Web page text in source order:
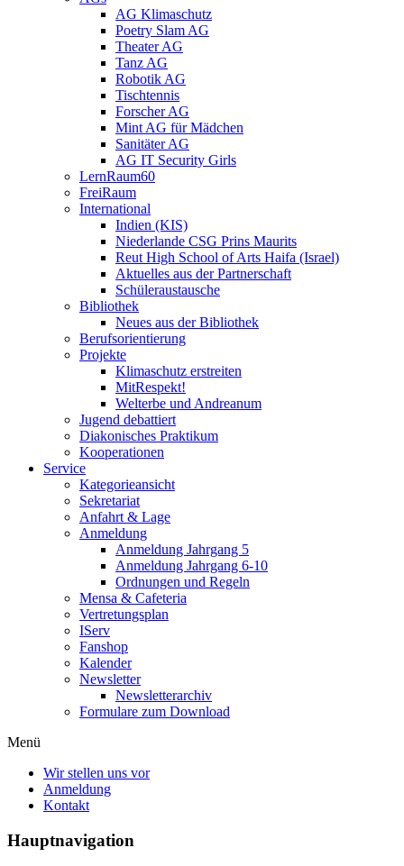
AG Klimaschutz
Poetry Slam AG
Theater AG
Tanz AG
Robotik AG
Tischtennis
Forscher AG
Mint AG für Mädchen
Sanitäter AG
AG IT Security Girls
LernRaum60
FreiRaum
International
Indien (KIS)
Niederlande CSG Prins Maurits
Reut High School of Arts Haifa (Israel)
Aktuelles aus der Partnerschaft
Schüleraustausche
Bibliothek
Neues aus der Bibliothek
Berufsorientierung
Projekte
Klimaschutz erstreiten
MitRespekt!
Welterbe und Andreanum
Jugend debattiert
Diakonisches Praktikum
Kooperationen
Service
Kategorieansicht
Sekretariat
Anfahrt & Lage
Anmeldung
Anmeldung Jahrgang 5
Anmeldung Jahrgang 6-10
Ordnungen und Regeln
Mensa & Cafeteria
Vertretungsplan
IServ
Fanshop
Kalender
Newsletter
Newsletterarchiv
Formulare zum Download
Menü
Wir stellen uns vor
Anmeldung
Kontakt
Hauptnavigation